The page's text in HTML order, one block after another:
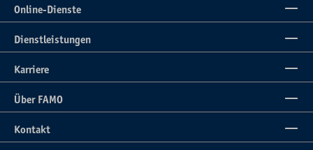
Online-Dienste
Dienstleistungen
Karriere
Über FAMO
Kontakt